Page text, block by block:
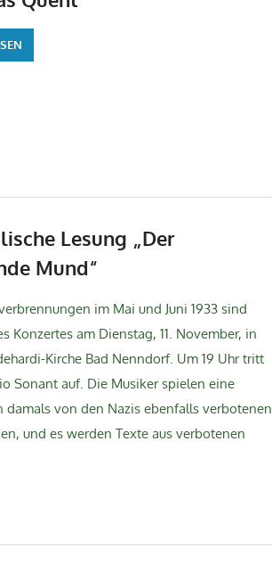
Lesung „Der
Mund“
im Mai und Juni 1933 sind
Konzertes am Dienstag, 11. November, in
Kirche Bad Nenndorf. Um 19 Uhr tritt
Sonant auf. Die Musiker spielen eine
damals von den Nazis ebenfalls verbotenen
und es werden Texte aus verbotenen